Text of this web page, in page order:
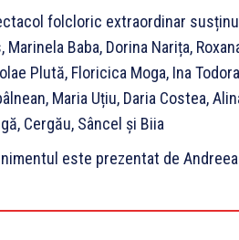
folcloric extraordinar
Marinela Baba, Dorina Narița,
Plută, Floricica Moga, Ina
Maria Uțiu, Daria Costea,
Cergău, Sâncel și Biia
este prezentat de